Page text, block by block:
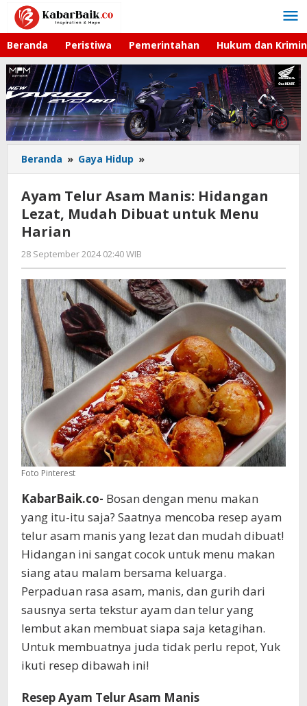
Lewati
konten
Beranda Peristiwa Pemerintahan Hukum dan
Beranda » Gaya Hidup »
Telur
Manis:
Hidangan
Menu
Harian
Ayam Telur Asam Manis: Hidangan
Lezat, Mudah Dibuat untuk Menu
Harian
28 September 2024 02:40 WIB
Lilis
Dewi
Foto Pinterest
KabarBaik.co- Bosan dengan menu makan
yang itu-itu saja? Saatnya mencoba resep ayam
telur asam manis yang lezat dan mudah dibuat!
Hidangan ini sangat cocok untuk menu makan
siang atau malam bersama keluarga.
Perpaduan rasa asam, manis, dan gurih dari
sausnya serta tekstur ayam dan telur yang
lembut akan membuat siapa saja ketagihan.
Untuk membuatnya juda tidak perlu repot, Yuk
ikuti resep dibawah ini!
Resep Ayam Telur Asam Manis